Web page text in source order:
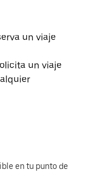
un viaje
un viaje
en tu punto de